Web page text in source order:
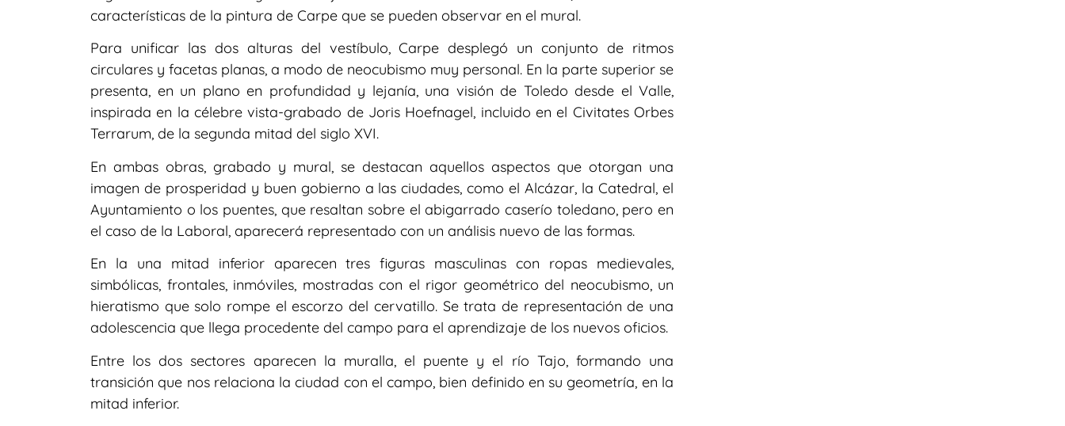
características de la pintura de Carpe que se pueden observar en el mural.
Para unificar las dos alturas del vestíbulo, Carpe desplegó un conjunto de ritmos
circulares y facetas planas, a modo de neocubismo muy personal. En la parte superior se
presenta, en un plano en profundidad y lejanía, una visión de Toledo desde el Valle,
inspirada en la célebre vista-grabado de Joris Hoefnagel, incluido en el Civitates Orbes
Terrarum, de la segunda mitad del siglo XVI.
En ambas obras, grabado y mural, se destacan aquellos aspectos que otorgan una
imagen de prosperidad y buen gobierno a las ciudades, como el Alcázar, la Catedral, el
Ayuntamiento o los puentes, que resaltan sobre el abigarrado caserío toledano, pero en
el caso de la Laboral, aparecerá representado con un análisis nuevo de las formas.
En la una mitad inferior aparecen tres figuras masculinas con ropas medievales,
simbólicas, frontales, inmóviles, mostradas con el rigor geométrico del neocubismo, un
hieratismo que solo rompe el escorzo del cervatillo. Se trata de representación de una
adolescencia que llega procedente del campo para el aprendizaje de los nuevos oficios.
Entre los dos sectores aparecen la muralla, el puente y el río Tajo, formando una
transición que nos relaciona la ciudad con el campo, bien definido en su geometría, en la
mitad inferior.